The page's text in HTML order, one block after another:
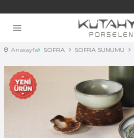
Anasayfa SOFRA SOFRA SUNUMU